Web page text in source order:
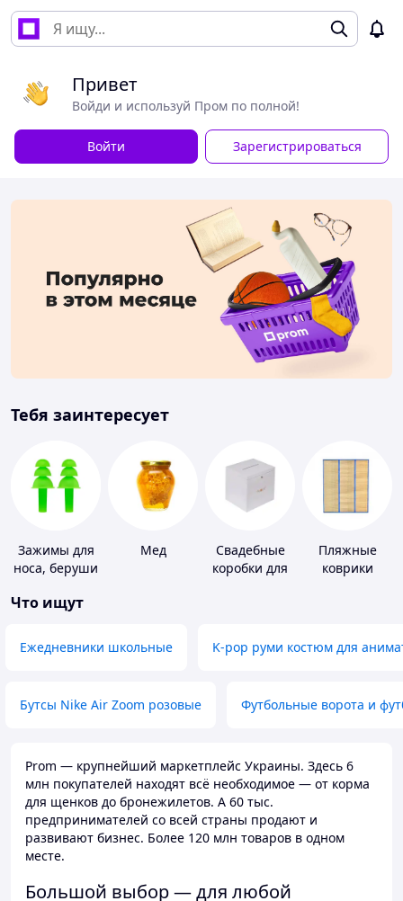
Привет
Войди и используй Пром по полной!
Войти Зарегистрироваться
Тебя заинтересует
Зажимы для
носа, беруши
Мед
Свадебные
коробки для
Пляжные
коврики
Что ищут
Ежедневники школьные K-pop руми костюм для
Бутсы Nike Air Zoom розовые Футбольные ворота и
Prom — крупнейший маркетплейс Украины. Здесь 6
млн покупателей находят всё необходимое — от корма
для щенков до бронежилетов. А 60 тыс.
предпринимателей со всей страны продают и
развивают бизнес. Более 120 млн товаров в одном
месте.
Большой выбор — для любой